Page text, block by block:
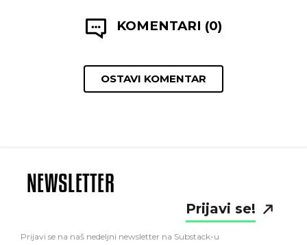
KOMENTARI (0)
OSTAVI KOMENTAR
NEWSLETTER
Prijavi se!
Prijavi se na naš nedeljni newsletter na Substack-u